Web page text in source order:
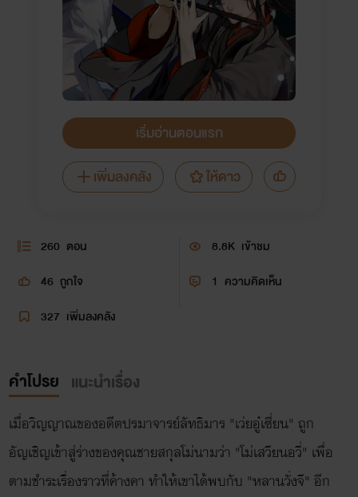
เริ่มอ่านตอนแรก
เพิ่มลงคลัง
ให้ดาว
260 ตอน 8.8K เข้าชม
46 ถูกใจ 1 ความคิดเห็น
327 เพิ่มลงคลัง
คำโปรย แนะนำเรื่อง
เมื่อวิญญาณของอดีตปรมาจารย์ลัทธิมาร "เว่ยอู๋เซี่ยน" ถูก
อัญเชิญเข้าสู่ร่างของคุณชายสกุลโม่นามว่า "โม่เสวียนอวี่" เพื่อ
ตามชำระเรื่องราวที่ค้างคา ทำให้เขาได้พบกับ "หลานวั่งจี" อีก